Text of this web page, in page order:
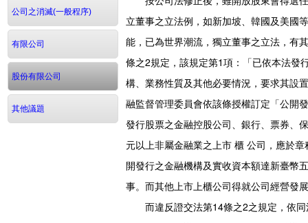
公司之消滅(一般程序)
有限公司
股份有限公司
其他議題
立董事之立法例，如新加坡、韓國及美國
能，已為世界潮流，獨立董事之立法，有
條之2規定，該規定第1項：「已依本法發
構、業務性質及其他必要情況，要求其設
融監督管理委員會依該條授權訂定「公開
發行股票之金融控股公司、銀行、票券、
元以上非屬金融業之上市 櫃 公司，應於
開發行之金融機構及實收資本額達新臺幣
事。而其他上市上櫃公司得就公司經營發
而違反證交法第14條之2之規定，依同